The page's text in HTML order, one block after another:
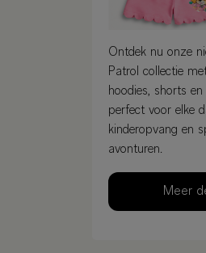
Ontdek nu onze
Patrol collectie
hoodies, shorts
perfect voor elke
kinderopvang en
avonturen.
Meer